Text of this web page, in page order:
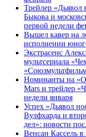
Трейлер
Быкова и
первой недели
Вышел кавер на
исполнении
Экстрасенс
мультсериала
Номинанты на
Mars и трейлер
недели января
Успех «Дьявол
Вулфхарда и
дел»: новости
Венсан Кассель в